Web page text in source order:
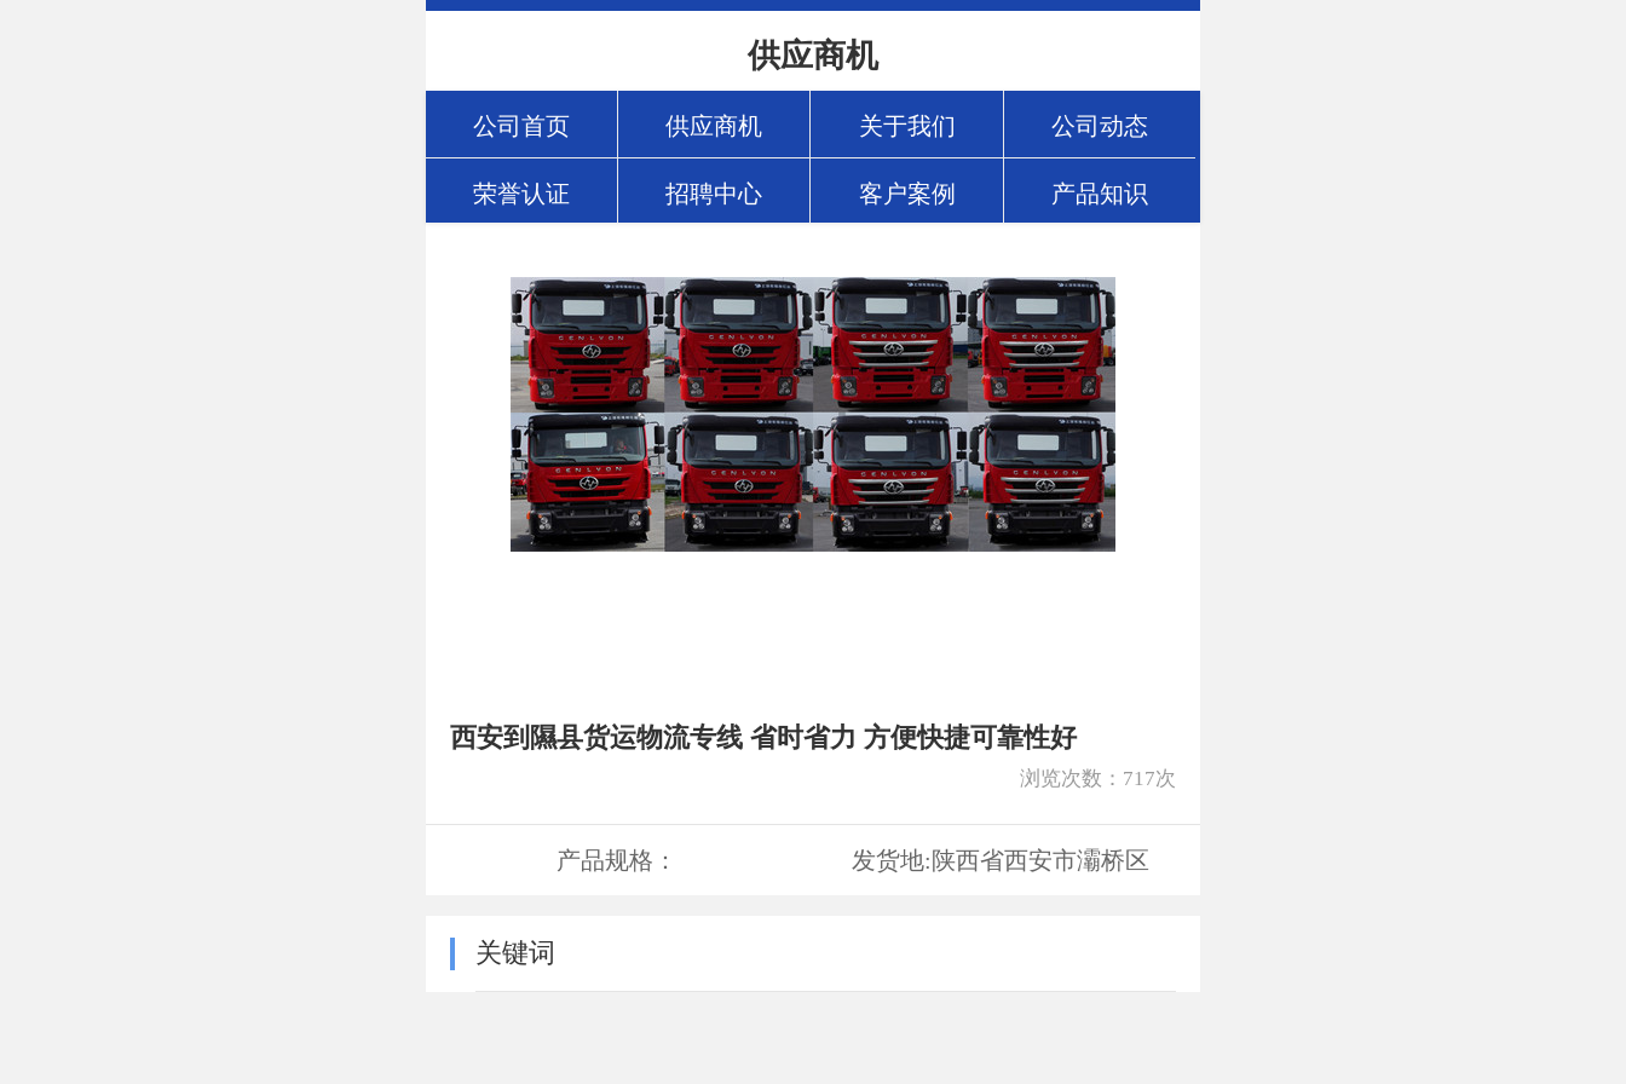
供应商机
公司首页 供应商机 关于我们 公司动态
荣誉认证 招聘中心 客户案例 产品知识
西安到隰县货运物流专线 省时省力 方便快捷可靠性好
浏览次数： 717次
产品规格： 发货地:陕西省西安市灞桥区
关键词